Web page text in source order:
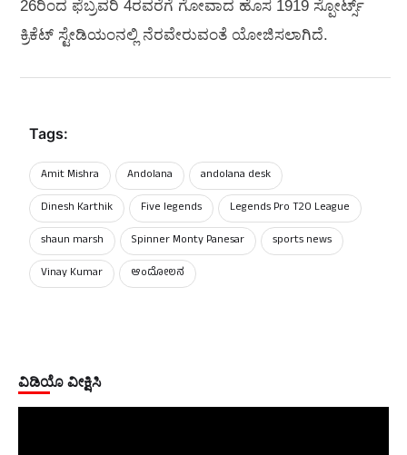
26ರಿಂದ ಫೆಬ್ರವರಿ 4ರವರೆಗೆ ಗೋವಾದ ಹೊಸ 1919 ಸ್ಪೋರ್ಟ್ಸ್
ಕ್ರಿಕೆಟ್ ಸ್ಟೇಡಿಯಂನಲ್ಲಿ ನೆರವೇರುವಂತೆ ಯೋಜಿಸಲಾಗಿದೆ.
Tags:
Amit Mishra Andolana
andolana desk
Dinesh Karthik
Five legends
Legends Pro T20 League
shaun marsh
Spinner Monty Panesar
sports news
Vinay Kumar
ಆಂದೋಲನ
ವಿಡಿಯೊ ವೀಕ್ಷಿಸಿ